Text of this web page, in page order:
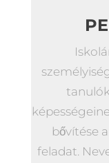
bővítése
feladat.